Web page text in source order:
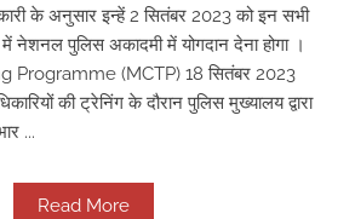
के अनुसार इन्हें 2 सितंबर 2023 को इन सभी
में नेशनल पुलिस अकादमी में योगदान देना होगा ।
Programme (MCTP) 18 सितंबर 2023
की ट्रेनिंग के दौरान पुलिस मुख्यालय द्वारा
...
Read More